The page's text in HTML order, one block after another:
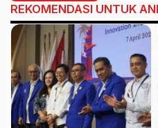
REKOMENDASI UNTUK